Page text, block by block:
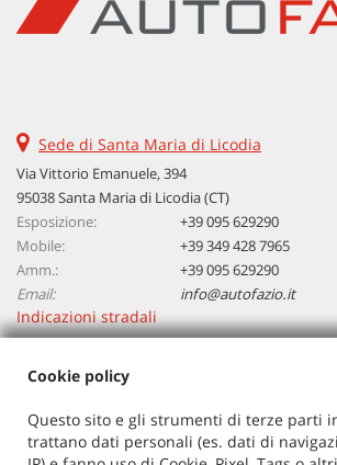
Sede di Santa Maria di Licodia
Via Vittorio Emanuele, 394
95038 Santa Maria di Licodia (CT)
Esposizione:
+39 095 629290
Mobile:
+39 349 428 7965
Amm.:
+39 095 629290
Email:
info@autofazio.it
Indicazioni stradali
Autosalone Fazio Salvatore Srl
Via Vittorio Emanuele, 394, Santa Maria di Licodia
Cookie policy
Questo sito e gli strumenti di terze parti
trattano dati personali (es. dati di